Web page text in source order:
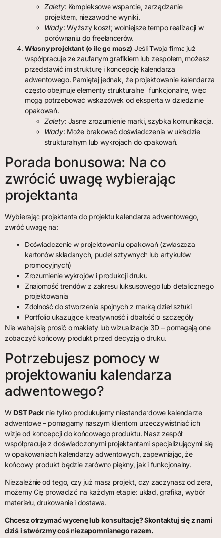
Zalety: Kompleksowe wsparcie, zarządzanie
projektem, niezawodne wyniki.
Wady: Wyższy koszt; wolniejsze tempo realizacji w
porównaniu do freelancerów.
Własny projektant (o ile go masz) Jeśli Twoja firma już
współpracuje ze zaufanym grafikiem lub zespołem, możesz
przedstawić im strukturę i koncepcję kalendarza
adwentowego. Pamiętaj jednak, że projektowanie kalendarza
często obejmuje elementy strukturalne i funkcjonalne, więc
mogą potrzebować wskazówek od eksperta w dziedzinie
opakowań.
Zalety: Jasne zrozumienie marki, szybka komunikacja.
Wady: Może brakować doświadczenia w układzie
strukturalnym lub wykrojach do opakowań.
Porada bonusowa: Na co
zwrócić uwagę wybierając
projektanta
Wybierając projektanta do projektu kalendarza adwentowego,
zwróć uwagę na:
Doświadczenie w projektowaniu opakowań (zwłaszcza
kartonów składanych, pudeł sztywnych lub artykułów
promocyjnych)
Zrozumienie wykrojów i produkcji druku
Znajomość trendów z zakresu luksusowego lub detalicznego
projektowania
Zdolność do stworzenia spójnych z marką dzieł sztuki
Portfolio ukazujące kreatywność i dbałość o szczegóły
Nie wahaj się prosić o makiety lub wizualizacje 3D – pomagają one
zobaczyć końcowy produkt przed decyzją o druku.
Potrzebujesz pomocy w
projektowaniu kalendarza
adwentowego?
W DST Pack nie tylko produkujemy niestandardowe kalendarze
adwentowe – pomagamy naszym klientom urzeczywistniać ich
wizje od koncepcji do końcowego produktu. Nasz zespół
współpracuje z doświadczonymi projektantami specjalizującymi się
w opakowaniach kalendarzy adwentowych, zapewniając, że
końcowy produkt będzie zarówno piękny, jak i funkcjonalny.
Niezależnie od tego, czy już masz projekt, czy zaczynasz od zera,
możemy Cię prowadzić na każdym etapie: układ, grafika, wybór
materiału, drukowanie i dostawa.
Chcesz otrzymać wycenę lub konsultację? Skontaktuj się z nami
dziś i stwórzmy coś niezapomnianego razem.